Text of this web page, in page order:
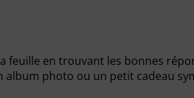
en trouvant les bonnes
album photo ou un petit cadeau